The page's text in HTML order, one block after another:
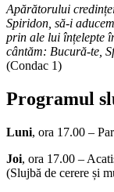
Apărătorului
Spiridon, să-i
prin ale lui înțelepte
cântăm: Bucură-te,
(Condac 1)
Programul
Luni, ora 17.00 –
Joi, ora 17.00 –
(Slujbă de cerere și